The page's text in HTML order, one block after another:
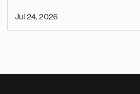
Jul 24, 2026